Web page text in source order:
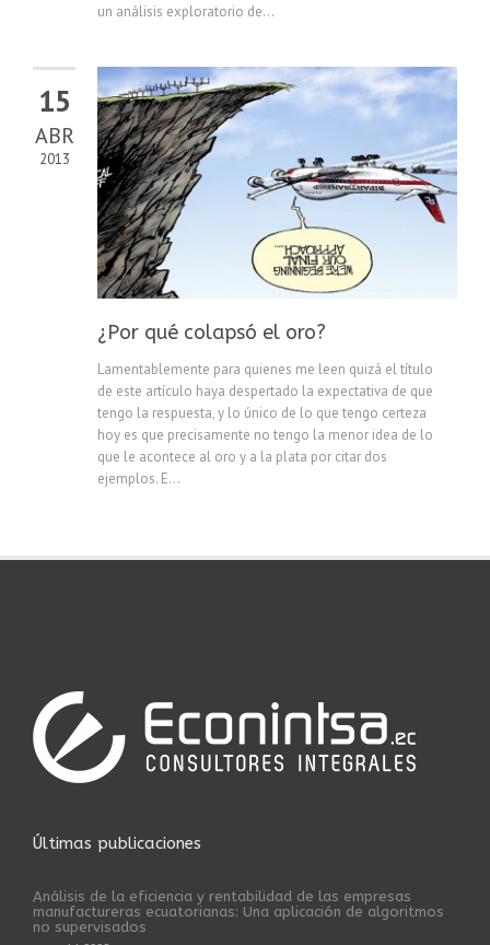
un análisis exploratorio de...
15
ABR
2013
¿Por qué colapsó el oro?
Lamentablemente para quienes me leen quizá el título
de este artículo haya despertado la expectativa de que
tengo la respuesta, y lo único de lo que tengo certeza
hoy es que precisamente no tengo la menor idea de lo
que le acontece al oro y a la plata por citar dos
ejemplos. E...
Últimas publicaciones
Análisis de la eficiencia y rentabilidad de las empresas
manufactureras ecuatorianas: Una aplicación de algoritmos
no supervisados